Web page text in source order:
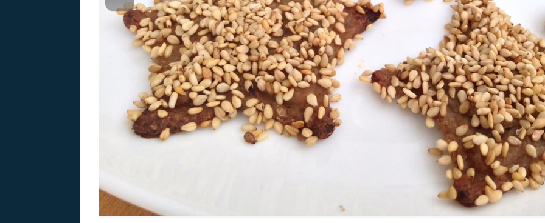
BRITSKÁ
KRÁLOVSKÁ
RODINA
UTAJENÉ PŘÍBĚHY
ČESKÝCH DĚJIN
ALTERNATIVNÍ
HISTORIE
REALITA
OPTICKÉ
KLAMY